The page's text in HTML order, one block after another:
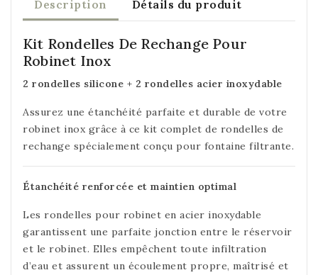
Description Détails du produit
Kit Rondelles De Rechange Pour
Robinet Inox
2 rondelles silicone + 2 rondelles acier inoxydable
Assurez une étanchéité parfaite et durable de votre
robinet inox grâce à ce kit complet de rondelles de
rechange spécialement conçu pour fontaine filtrante.
Étanchéité renforcée et maintien optimal
Les rondelles pour robinet en acier inoxydable
garantissent une parfaite jonction entre le réservoir
et le robinet. Elles empêchent toute infiltration
d’eau et assurent un écoulement propre, maîtrisé et